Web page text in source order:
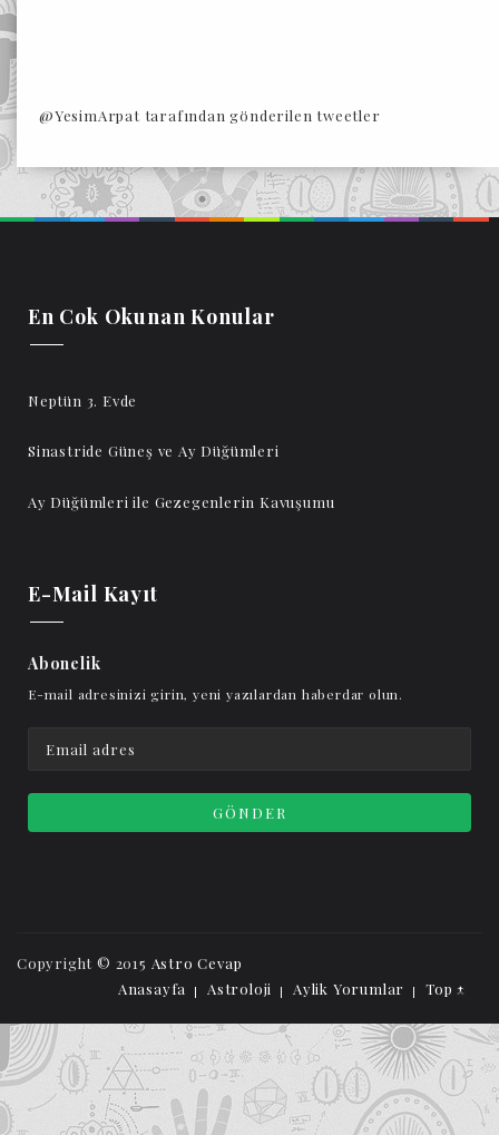
@YesimArpat tarafından gönderilen tweetler
En Cok Okunan Konular
Neptün 3. Evde
Sinastride Güneş ve Ay Düğümleri
Ay Düğümleri ile Gezegenlerin Kavuşumu
E-Mail Kayıt
Abonelik
E-mail adresinizi girin, yeni yazılardan haberdar olun.
Copyright © 2015 Astro Cevap
Anasayfa
Astroloji Aylik Yorumlar Top ↑